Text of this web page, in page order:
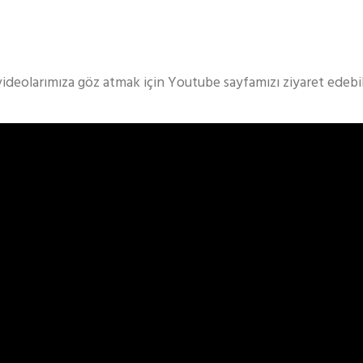
göz atmak için Youtube sayfamızı ziyaret